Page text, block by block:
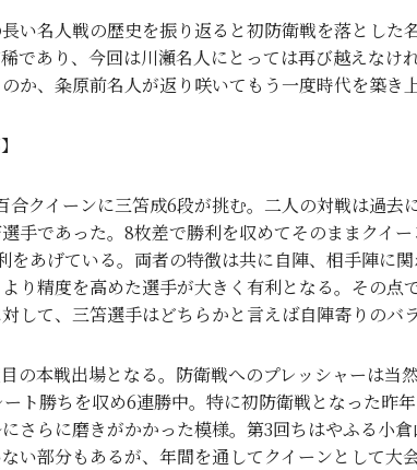
い名人戦の歴史を振り返ると初防衛戦を落とし
であり、今回は川瀬名人にとっては再び越えな
か、粂原前名人が返り咲いてもう一度時代を築き
合クイーンに三笘成6段が挑む。二人の対戦は過
手であった。8枚差で勝利を収めてそのままクイ
をあげている。両者の特徴は共に自陣、相手陣に
り精度を高めた選手が大きく有利となる。その
して、三笘選手はどちらかと言えば自陣寄りの
の本戦出場となる。防衛戦へのプレッシャーは
ト勝ちを収め6連勝中。特に初防衛戦となった昨
さらに磨きがかかった模様。第3回ちはやふる小
い部分もあるが、年間を通してクイーンとして